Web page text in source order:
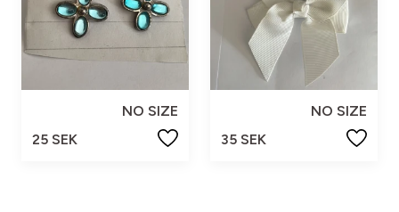
NO SIZE
25 SEK
NO SIZE
35 SEK